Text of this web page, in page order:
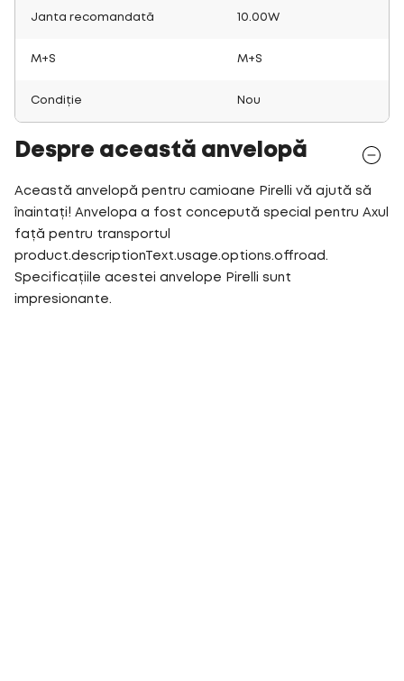
Janta recomandată 10.00W
M+S M+S
Condiție Nou
Despre această anvelopă
Această anvelopă pentru camioane Pirelli vă ajută să
înaintați! Anvelopa a fost concepută special pentru Axul
față pentru transportul
product.descriptionText.usage.options.offroad.
Specificațiile acestei anvelope Pirelli sunt
impresionante.